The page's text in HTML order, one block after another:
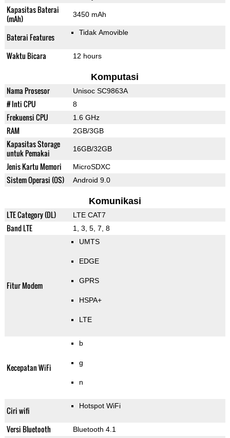
Kapasitas Baterai
(mAh)
3450 mAh
Baterai Features Tidak Amovible
Waktu Bicara 12 hours
Komputasi
Nama Prosesor Unisoc SC9863A
# Inti CPU 8
Frekuensi CPU 1.6 GHz
RAM 2GB/3GB
Kapasitas Storage
untuk Pemakai
16GB/32GB
Jenis Kartu Memori MicroSDXC
Sistem Operasi (OS) Android 9.0
Komunikasi
LTE Category (DL) LTE CAT7
Band LTE 1, 3, 5, 7, 8
Fitur Modem
UMTS
EDGE
GPRS
HSPA+
LTE
Kecepatan WiFi
b
g
n
Ciri wifi Hotspot WiFi
Versi Bluetooth Bluetooth 4.1